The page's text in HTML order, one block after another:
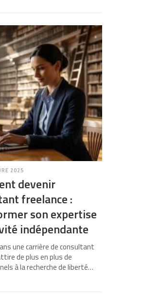
2025
devenir
freelance :
son expertise
indépendante
une carrière de consultant
de plus en plus de
à la recherche de liberté…